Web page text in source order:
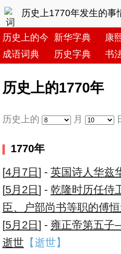
历史上1770年发生的事
历史上的今天新华字典 康
成语词典
历史字典 书
历史上的1770年
历史上的 月
1770年
[4月7日 ] - 英国诗人华兹
[5月2日 ] - 乾隆时历任侍
臣、户部尚书等职的傅恒
[5月2日 ] - 雍正帝第五
逝世 【逝世】